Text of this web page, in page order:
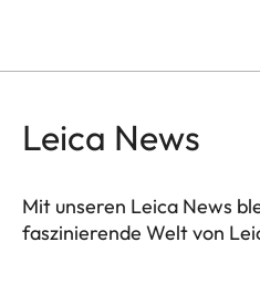
Leica News
Mit unseren Leica News
faszinierende Welt von